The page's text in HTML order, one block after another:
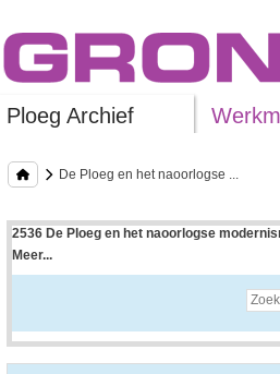
Ploeg Archief
De Ploeg en het naoorlogse ...
2536 De Ploeg en het naoorlogse
Meer...
Uitleg bij archieftoegang
Een archieftoegang geeft uitgebreide
• Kenmerken van het archief
• Inleiding op het archief